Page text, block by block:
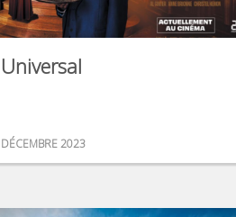
Universal
DÉCEMBRE 2023